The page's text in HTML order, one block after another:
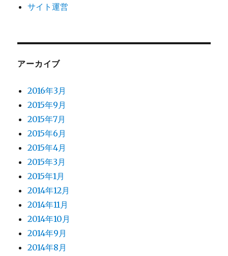
サイト運営
アーカイブ
2016年3月
2015年9月
2015年7月
2015年6月
2015年4月
2015年3月
2015年1月
2014年12月
2014年11月
2014年10月
2014年9月
2014年8月